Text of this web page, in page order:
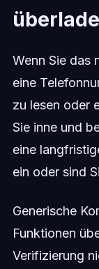
Wenn Sie das
eine
zu lesen oder
Sie inne und
eine
ein oder sind
Generische
Funktionen
Verifizierung